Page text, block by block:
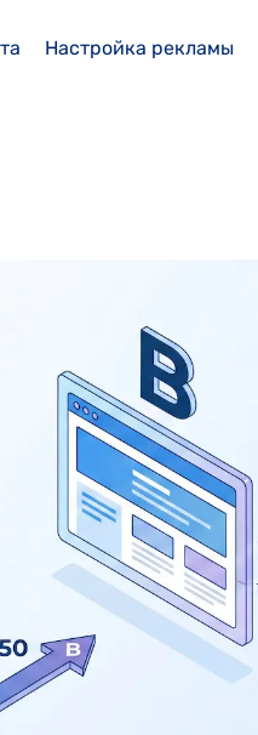
Настройка рекламы